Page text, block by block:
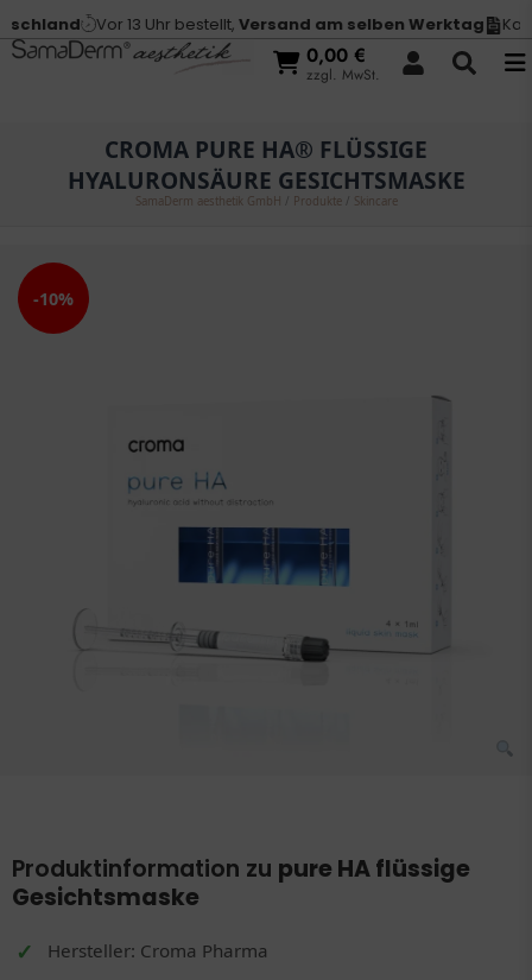
Vor 13 Uhr bestellt,Versand am selben Werktag Kauf
0,00 €
zzgl. MwSt.
CROMA PURE HA® FLÜSSIGE
HYALURONSÄURE GESICHTSMASKE
SamaDerm aesthetik GmbH Produkte/ Skincare
-10%
Produktinformation zu pure HA flüssige
Gesichtsmaske
Hersteller: Croma Pharma